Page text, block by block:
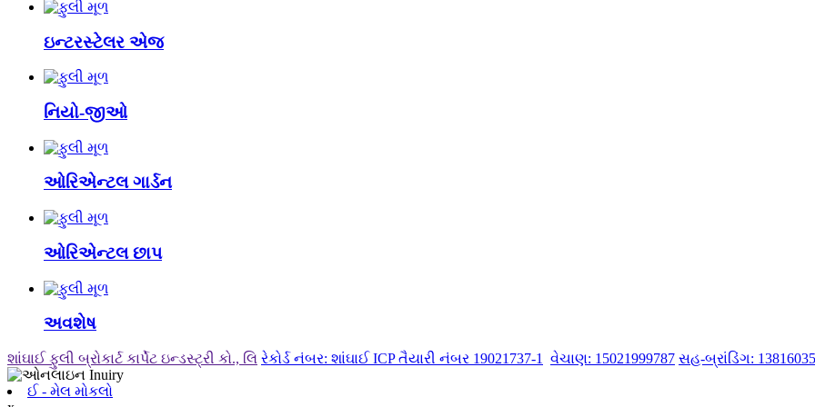
ઇન્ટરસ્ટેલર એજ
નિયો-જીઓ
ઓરિએન્ટલ ગાર્ડન
ઓરિએન્ટલ છાપ
અવશેષ
શાંઘાઈ ફુલી બ્રોકાર્ટ કાર્પેટ ઇન્ડસ્ટ્રી કો., લિ રેકોર્ડ નંબર: શાંઘાઈ ICP તૈયારી નંબર 19021737-1 વેચાણ: 15021999787 સહ-બ્રાંડિંગ:
ઈ - મેલ મોકલો